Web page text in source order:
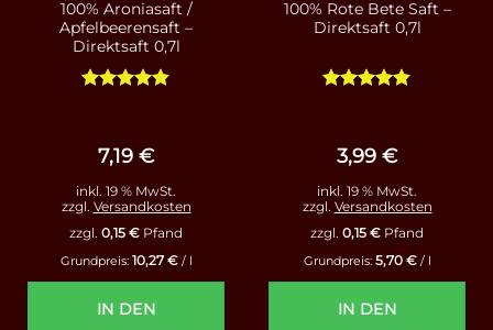
100% Aroniasaft /
Apfelbeerensaft –
Direktsaft 0,7l
7,19 €
inkl. 19 % MwSt.
zzgl. Versandkosten
zzgl. 0,15 € Pfand
Grundpreis: 10,27 €/ l
IN DEN
100% Rote Bete Saft –
Direktsaft 0,7l
3,99 €
inkl. 19 % MwSt.
zzgl. Versandkosten
zzgl. 0,15 € Pfand
Grundpreis: 5,70 €/ l
IN DEN